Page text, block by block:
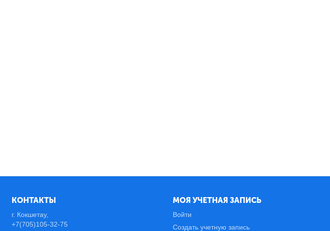
КОНТАКТЫ
г. Кокшетау,
+7(705)105-32-75
МОЯ УЧЕТНАЯ ЗАПИСЬ
Войти
Создать учетную запись